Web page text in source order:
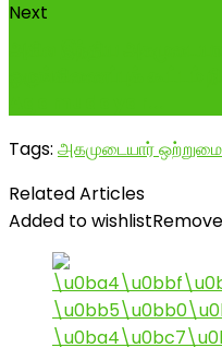
Next
Tags: அகமுடையார் ஒற்றுமை
Related Articles
Added to wishlist